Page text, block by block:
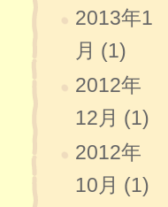
2013年1
月 (1)
2012年
12月 (1)
2012年
10月 (1)